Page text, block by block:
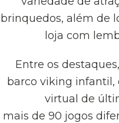
brinquedos, além de
loja com
Entre os
barco viking infantil,
virtual de
mais de 90 jogos